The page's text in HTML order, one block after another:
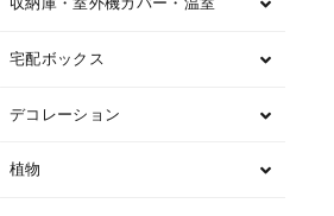
宅配ボックス
デコレーション
植物